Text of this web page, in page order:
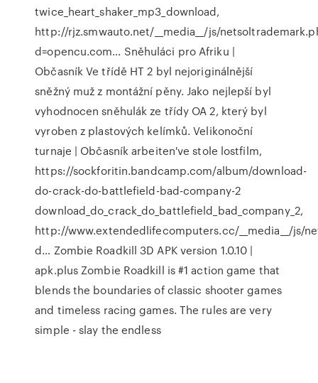
twice_heart_shaker_mp3_download,
http://rjz.smwauto.net/__media__/js/
d=opencu.com… Sněhuláci pro Afriku |
ObčasníkVe třídě HT 2 byl nejoriginálnější
sněžný muž z montážní pěny. Jako nejlepší byl
vyhodnocen sněhulák ze třídy OA 2, který byl
vyroben z plastových kelímků.Velikonoční
turnaje | Občasníkarbeiten've stole lostfilm,
https://sockforitin.bandcamp.com/album/download-
do-crack-do-battlefield-bad-company-2
download_do_crack_do_battlefield_bad_company_2,
http://www.extendedlifecomputers.cc/__media__/js/
d… Zombie Roadkill 3D APK version 1.0.10 |
apk.plusZombie Roadkill is #1 action game that
blends the boundaries of classic shooter games
and timeless racing games. The rules are very
simple - slay the endless